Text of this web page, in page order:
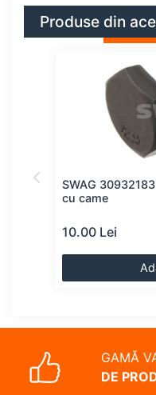
Produse din
SWAG
cu came
10.00 Lei
GAMĂ
DE